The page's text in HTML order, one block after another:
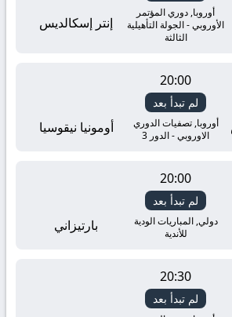
أوروبا, دوري المؤتمر
الأوروبي - الجولة التأهيلية
الثالثة
إنتر إسكالديس
20:00
لم تبدأ بعد
أوروبا, تصفيات الدوري
الاوروبي - الدور 3
أومونيا نيقوسيا
20:00
لم تبدأ بعد
دولي, المباريات الودية
للأندية
بارتيزاني
20:30
لم تبدأ بعد